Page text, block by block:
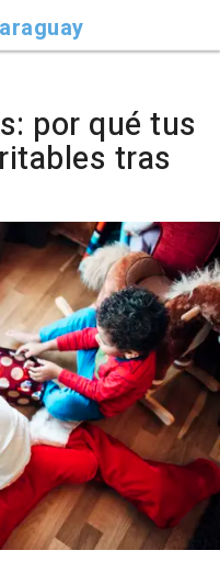
por qué tus
tras